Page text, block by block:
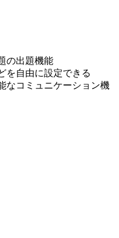
の出題機能
を自由に設定できる
なコミュニケーション機